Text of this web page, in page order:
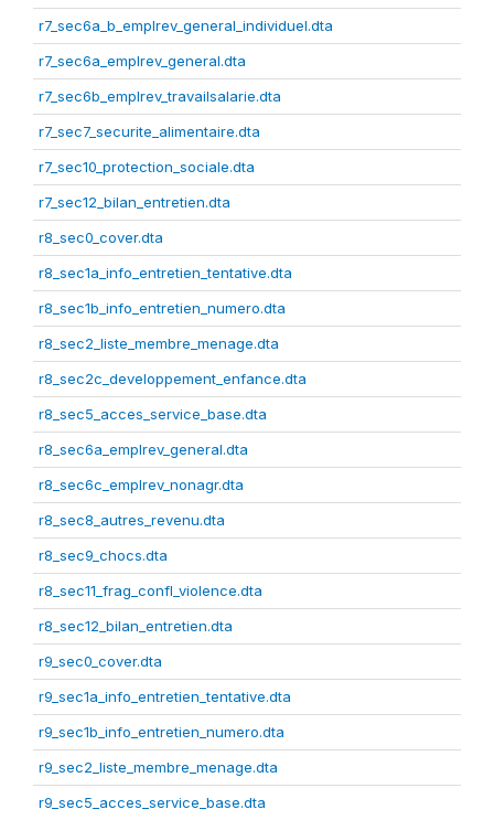
r7_sec6a_b_emplrev_general_individuel.dta
r7_sec6a_emplrev_general.dta
r7_sec6b_emplrev_travailsalarie.dta
r7_sec7_securite_alimentaire.dta
r7_sec10_protection_sociale.dta
r7_sec12_bilan_entretien.dta
r8_sec0_cover.dta
r8_sec1a_info_entretien_tentative.dta
r8_sec1b_info_entretien_numero.dta
r8_sec2_liste_membre_menage.dta
r8_sec2c_developpement_enfance.dta
r8_sec5_acces_service_base.dta
r8_sec6a_emplrev_general.dta
r8_sec6c_emplrev_nonagr.dta
r8_sec8_autres_revenu.dta
r8_sec9_chocs.dta
r8_sec11_frag_confl_violence.dta
r8_sec12_bilan_entretien.dta
r9_sec0_cover.dta
r9_sec1a_info_entretien_tentative.dta
r9_sec1b_info_entretien_numero.dta
r9_sec2_liste_membre_menage.dta
r9_sec5_acces_service_base.dta